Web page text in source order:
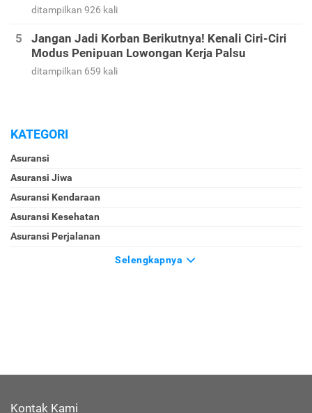
ditampilkan 926 kali
Jangan Jadi Korban Berikutnya! Kenali Ciri-Ciri
Modus Penipuan Lowongan Kerja Palsu
ditampilkan 659 kali
KATEGORI
Asuransi
Asuransi Jiwa
Asuransi Kendaraan
Asuransi Kesehatan
Asuransi Perjalanan
Selengkapnya
Kontak Kami